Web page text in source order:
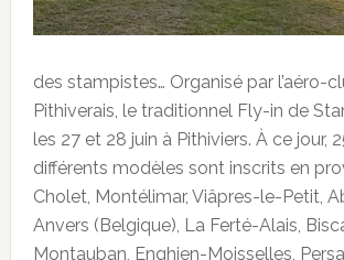
des stampistes… Organisé par l’aéro-
Pithiverais, le traditionnel Fly-in de
les 27 et 28 juin à Pithiviers. À ce jour,
différents modèles sont inscrits en
Cholet, Montélimar, Viâpres-le-Petit,
Anvers (Belgique), La Ferté-Alais,
Montauban, Enghien-Moisselles,